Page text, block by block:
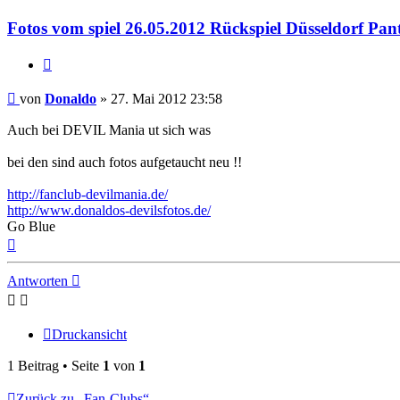
Fotos vom spiel 26.05.2012 Rückspiel Düsseldorf
Beitrag
von Donaldo » 27. Mai 2012 23:58
Auch bei DEVIL Mania ut sich was
bei den sind auch fotos aufgetaucht neu !!
http://fanclub-devilmania.de/
http://www.donaldos-devilsfotos.de/
Go Blue
Antworten
Druckansicht
1 Beitrag • Seite 1 von 1